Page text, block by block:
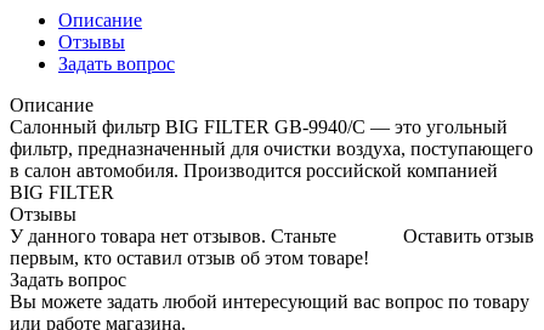
Описание
Отзывы
Задать вопрос
Описание
Салонный фильтр BIG FILTER GB-9940/C — это угольный
фильтр, предназначенный для очистки воздуха, поступающего
в салон автомобиля. Производится российской компанией
BIG FILTER
Отзывы
Оставить отзыв
У данного товара нет отзывов. Станьте
первым, кто оставил отзыв об этом товаре!
Задать вопрос
Вы можете задать любой интересующий вас вопрос по товару
или работе магазина.